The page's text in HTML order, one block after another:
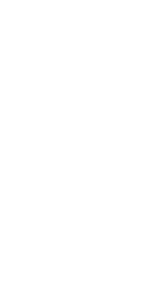
персональных
персональных
и